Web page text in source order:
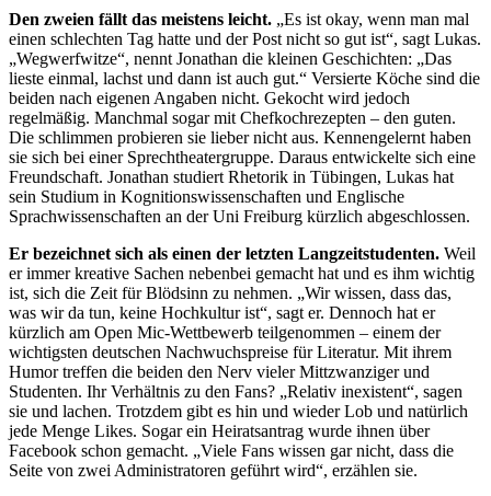
Den zweien fällt das meistens leicht. „Es ist okay, wenn man mal
einen schlechten Tag hatte und der Post nicht so gut ist“, sagt Lukas.
„Wegwerfwitze“, nennt Jonathan die kleinen Geschichten: „Das
lieste einmal, lachst und dann ist auch gut.“ Versierte Köche sind die
beiden nach eigenen Angaben nicht. Gekocht wird jedoch
regelmäßig. Manchmal sogar mit Chefkochrezepten – den guten.
Die schlimmen probieren sie lieber nicht aus. Kennengelernt haben
sie sich bei einer Sprechtheatergruppe. Daraus entwickelte sich eine
Freundschaft. Jonathan studiert Rhetorik in Tübingen, Lukas hat
sein Studium in Kognitions­wissenschaften und Englische
Sprachwissenschaften an der Uni Freiburg kürzlich abgeschlossen.
Er bezeichnet sich als einen der letzten Langzeitstudenten. Weil
er immer kreative Sachen nebenbei gemacht hat und es ihm wichtig
ist, sich die Zeit für Blödsinn zu nehmen. „Wir wissen, dass das,
was wir da tun, keine Hochkultur ist“, sagt er. Dennoch hat er
kürzlich am Open Mic-Wettbewerb teilgenommen – einem der
wichtigsten deutschen Nachwuchspreise für Literatur. Mit ihrem
Humor treffen die beiden den Nerv vieler Mittzwanziger und
Studenten. Ihr Verhältnis zu den Fans? „Relativ inexistent“, sagen
sie und lachen. Trotzdem gibt es hin und wieder Lob und natürlich
jede Menge Likes. Sogar ein Heiratsantrag wurde ihnen über
Facebook schon gemacht. „Viele Fans wissen gar nicht, dass die
Seite von zwei Administratoren geführt wird“, erzählen sie.